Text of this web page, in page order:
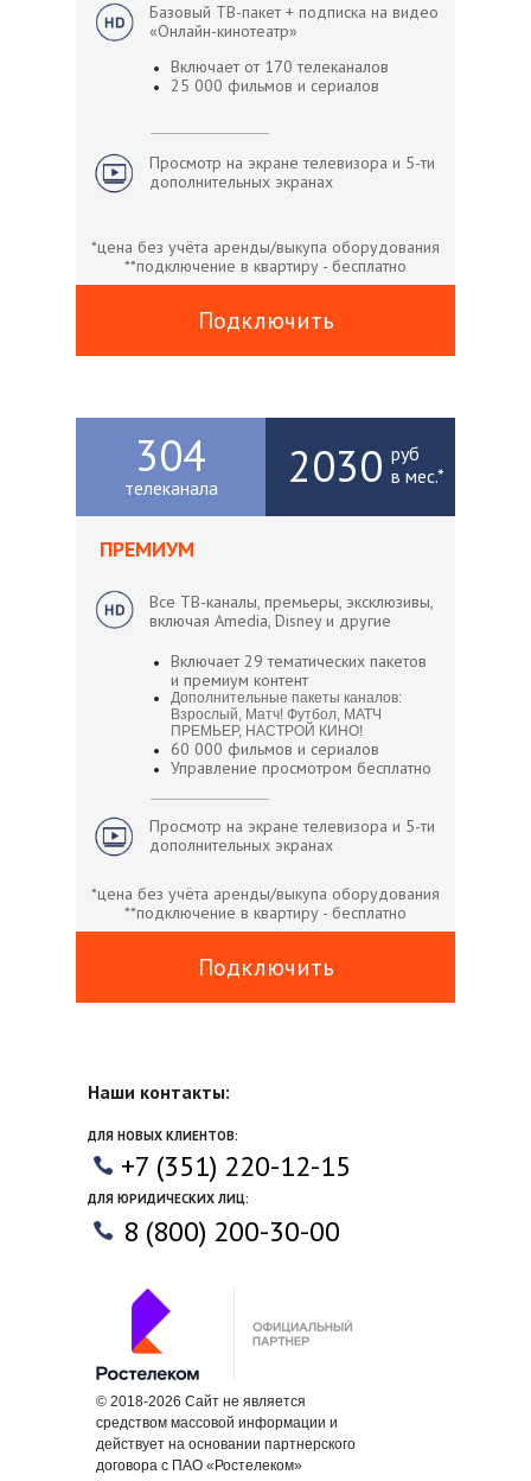
Просмотр на экране телевизора и 5-ти
дополнительных экранах
телеканала
Просмотр на экране телевизора и 5-ти
дополнительных экранах
Базовый ТВ-пакет + подписка на видео
«Онлайн-кинотеатр»
Включает от 170 телеканалов
25 000 фильмов и сериалов
Подключить
8 (800) 200-30-00
ДЛЯ ЮРИДИЧЕСКИХ ЛИЦ:
+7 (351) 220-12-15
ДЛЯ НОВЫХ КЛИЕНТОВ:
Наши контакты:
2030 руб
в мес.*
*цена без учёта аренды/выкупа оборудования
**подключение в квартиру - бесплатно
© 2018-2026 Cайт не является
средством массовой информации и
действует на основании партнерского
договора с ПАО «Ростелеком»
Все ТВ-каналы, премьеры, эксклюзивы,
включая Amedia, Disney и другие
Включает 29 тематических пакетов
и премиум контент
Дополнительные пакеты каналов:
Взрослый, Матч! Футбол, МАТЧ
ПРЕМЬЕР, НАСТРОЙ КИНО!
60 000 фильмов и сериалов
Управление просмотром бесплатно
*цена без учёта аренды/выкупа оборудования
**подключение в квартиру - бесплатно
ПРЕМИУМ
Подключить
304